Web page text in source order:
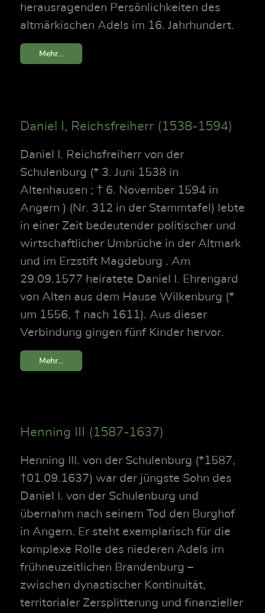
herausragenden Persönlichkeiten des
altmärkischen Adels im 16. Jahrhundert.
Mehr...
Daniel I, Reichsfreiherr (1538-1594)
Daniel I. Reichsfreiherr von der
Schulenburg (* 3. Juni 1538 in
Altenhausen ; † 6. November 1594 in
Angern ) (Nr. 312 in der Stammtafel) lebte
in einer Zeit bedeutender politischer und
wirtschaftlicher Umbrüche in der Altmark
und im Erzstift Magdeburg . Am
29.09.1577 heiratete Daniel I. Ehrengard
von Alten aus dem Hause Wilkenburg (*
um 1556, † nach 1611). Aus dieser
Verbindung gingen fünf Kinder hervor.
Mehr...
Henning III (1587-1637)
Henning III. von der Schulenburg (*1587,
†01.09.1637) war der jüngste Sohn des
Daniel I. von der Schulenburg und
übernahm nach seinem Tod den Burghof
in Angern. Er steht exemplarisch für die
komplexe Rolle des niederen Adels im
frühneuzeitlichen Brandenburg –
zwischen dynastischer Kontinuität,
territorialer Zersplitterung und finanzieller